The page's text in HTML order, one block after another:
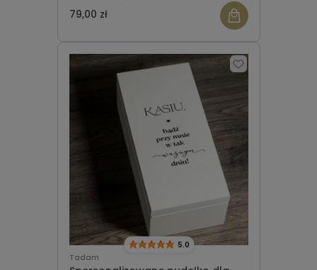
79,00 zł
Tadam
5.0